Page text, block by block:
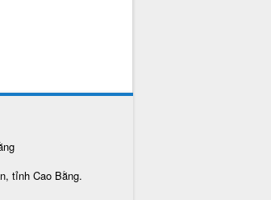
tỉnh Cao Bằng.